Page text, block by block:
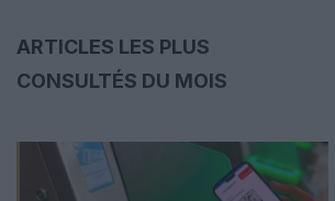
ARTICLES LES PLUS
CONSULTÉS DU MOIS